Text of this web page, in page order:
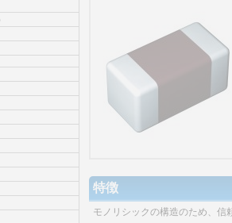
特徴
モノリシックの構造のため、信